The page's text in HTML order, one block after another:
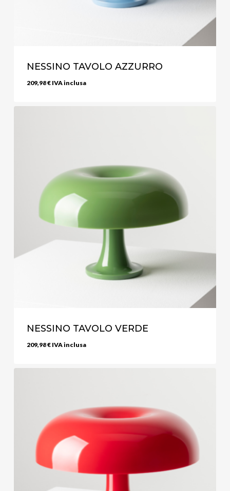
NESSINO TAVOLO AZZURRO
209,98€ IVA inclusa
NESSINO TAVOLO VERDE
209,98€ IVA inclusa